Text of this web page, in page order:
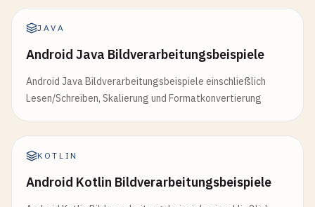
JAVA
Android Java Bildverarbeitungsbeispiele
Android Java Bildverarbeitungsbeispiele einschließlich
Lesen/Schreiben, Skalierung und Formatkonvertierung
KOTLIN
Android Kotlin Bildverarbeitungsbeispiele